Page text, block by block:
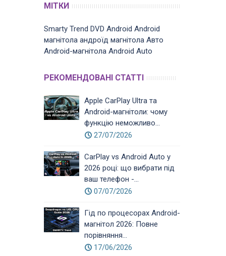
МІТКИ
Smarty Trend DVD Android Android
магнітола андроїд магнітола Авто
Android-магнітола Android Auto
РЕКОМЕНДОВАНІ СТАТТІ
Apple CarPlay Ultra та
Android-магнітоли: чому
функцію неможливо...
27/07/2026
CarPlay vs Android Auto у
2026 році: що вибрати під
ваш телефон -...
07/07/2026
Гід по процесорах Android-
магнітол 2026: Повне
порівняння...
17/06/2026